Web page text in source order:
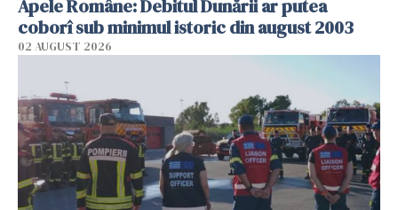
Apele Române: Debitul Dunării ar putea
coborî sub minimul istoric din august 2003
02 AUGUST 2026